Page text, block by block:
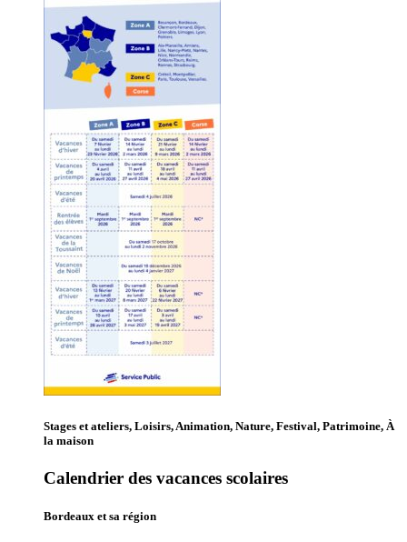
Stages et ateliers, Loisirs, Animation, Nature, Festival, Patrimoine, À
la maison
Calendrier des vacances scolaires
Bordeaux et sa région